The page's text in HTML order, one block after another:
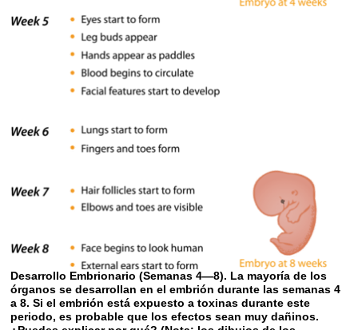
Desarrollo Embrionario (Semanas 4—8). La mayoría de los
órganos se desarrollan en el embrión durante las semanas 4
a 8. Si el embrión está expuesto a toxinas durante este
periodo, es probable que los efectos sean muy dañinos.